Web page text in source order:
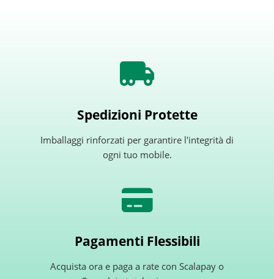
Spedizioni Protette
Imballaggi rinforzati per garantire l'integrità di
ogni tuo mobile.
Pagamenti Flessibili
Acquista ora e paga a rate con Scalapay o